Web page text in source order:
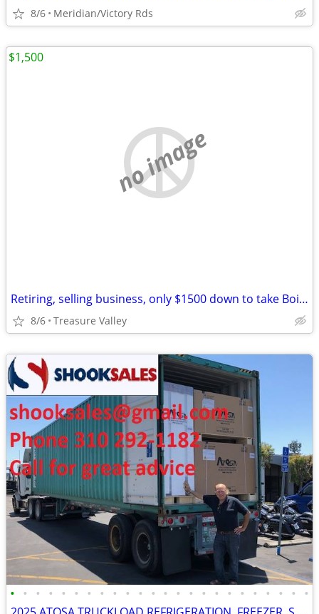
8/6 Meridian/Victory Rds
no image
Retiring, selling business, only $1500 down to take Boise location!
8/6 Treasure Valley
$1,500
• • • • • • • • • • • • • • • • • • • • • • • •